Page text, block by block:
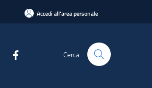
Accedi all'area personale
Cerca